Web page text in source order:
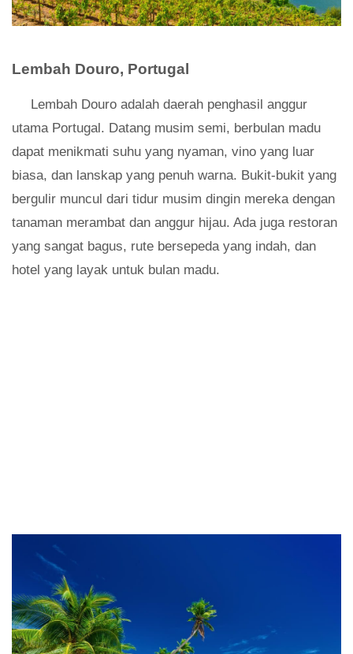
Lembah Douro, Portugal
Lembah Douro adalah daerah penghasil anggur
utama Portugal. Datang musim semi, berbulan madu
dapat menikmati suhu yang nyaman, vino yang luar
biasa, dan lanskap yang penuh warna. Bukit-bukit yang
bergulir muncul dari tidur musim dingin mereka dengan
tanaman merambat dan anggur hijau. Ada juga restoran
yang sangat bagus, rute bersepeda yang indah, dan
hotel yang layak untuk bulan madu.